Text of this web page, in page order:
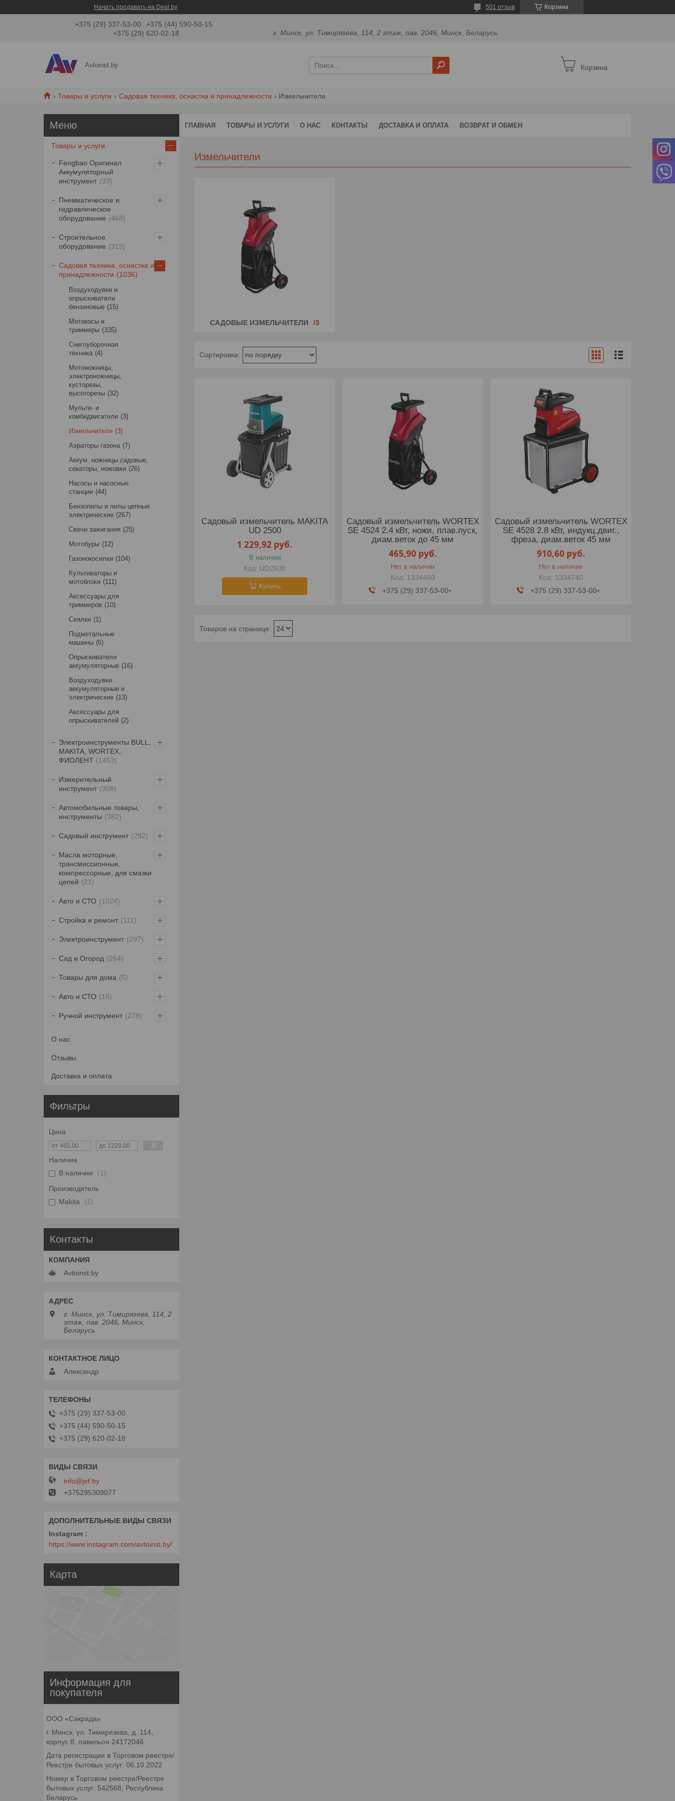
Начать продавать на Deal.by Корзина
501 отзыв
+375 (29) 337-53-00
+375 (44) 590-50-15
+375 (29) 620-02-18
г. Минск, ул. Тимирязева, 114, 2 этаж, пав. 2046, Минск, Беларусь
Avtoinst.by Корзина
Товары и услуги Садовая техника, оснастка и принадлежности Измельчители
ГЛАВНАЯ ТОВАРЫ И УСЛУГИ О НАС КОНТАКТЫ ДОСТАВКА И ОПЛАТА ВОЗВРАТ И ОБМЕН
Измельчители
САДОВЫЕ ИЗМЕЛЬЧИТЕЛИ 3
Садовый измельчитель MAKITA
UD 2500
1 229,92 руб.
В наличии
UD2500
Купить
Садовый измельчитель WORTEX
SE 4524 2.4 кВт, ножи, плав.пуск,
диам.веток до 45 мм
465,90 руб.
Нет в наличии
1334460
+375 (29) 337-53-00
Садовый измельчитель WORTEX
SE 4528 2.8 кВт, индукц.двиг.,
фреза, диам.веток 45 мм
910,60 руб.
Нет в наличии
1334740
+375 (29) 337-53-00
Товары и услуги
Fengbao Оригинал
Аккумуляторный
инструмент
33
Пневматическое и
гидравлическое
оборудование
468
Строительное
оборудование
319
Садовая техника, оснастка и
принадлежности
1036
Воздуходувки и
опрыскиватели
бензиновые
15
Мотокосы и
триммеры
335
Снегоуборочная
техника 4
Мотоножницы,
электроножницы,
кусторезы,
высоторезы
32
Мульти- и
комбидвигатели
3
Измельчители 3
Аэраторы газона 7
Аккум. ножницы садовые,
секаторы, ножовки 26
Насосы и насосные
станции 44
Бензопилы и пилы цепные
электрические 267
Свечи зажигания
25
Мотобуры
12
Газонокосилки
104
Культиваторы и
мотоблоки
111
Аксессуары для
триммеров
10
Сеялки
1
Подметальные
машины 6
Опрыскиватели
аккумуляторные
16
Воздуходувки
аккумуляторные и
электрические
13
Аксессуары для
опрыскивателей 2
Электроинструменты BULL,
MAKITA, WORTEX,
ФИОЛЕНТ
1453
Измерительный
инструмент
308
Автомобильные товары,
инструменты
382
Садовый инструмент 292
Масла моторные,
трансмиссионные,
компрессорные, для смазки
цепей
21
Авто и СТО 1024
Стройка и ремонт 111
Электроинструмент 297
Сад и Огород 264
Товары для дома 5
Авто и СТО 15
Ручной инструмент 278
О нас
Отзывы
Доставка и оплата
Фильтры
Цена
Наличие
В наличии
1
Производитель
Makita
1
Контакты
Avtoinst.by
г. Минск, ул. Тимирязева, 114, 2
этаж, пав. 2046, Минск,
Беларусь
Александр
+375 (29) 337-53-00
+375 (44) 590-50-15
+375 (29) 620-02-18
info@jef.by
+375295309077
Instagram
https://www.instagram.com/avtoinst.by/
Карта
Информация для
покупателя
ООО «Сакрада»
г. Минск, ул. Тимирязева, д. 114,
корпус 8, павильон 24172046
Дата регистрации в Торговом реестре/
Реестре бытовых услуг: 06.10.2022
Номер в Торговом реестре/Реестре
бытовых услуг: 542568, Республика
Беларусь